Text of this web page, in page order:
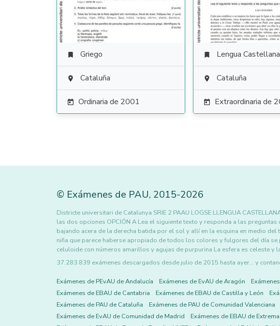
 Griego
 Cataluña
 Ordinaria de 2001
 Lengua Castellana y
 Cataluña
 Extraordinaria de
© Exámenes de PAU, 2015-2026
Districte universitari de Catalunya SRIE 2 PAAU LOGSE LLENGUA
las dos opciones OPCIÓN A Lea el siguiente texto y responda a las preguntas
bajando acera de la derecha batida por el sol y allí en la esquina en medio
niña que parece haberse apropiado de todos los colores y fulgores del día
celuloide con números amarillos y agujas de purpurina La esfera es celeste y
37.283.839 exámenes descargados desde julio de 2015 hasta ayer... y
Exámenes de PEvAU de Andalucía Exámenes de EvAU de Aragón
Exámenes de EBAU de Cantabria
Exámenes de EBAU de Castilla y León
Exámenes de PAU de Cataluña
Exámenes de PAU de Comunidad Valenciana
Exámenes de EvAU de Comunidad de Madrid
Exámenes de EBAU de